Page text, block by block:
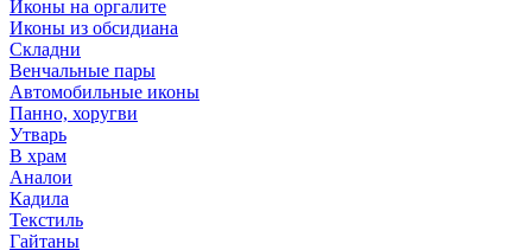
Иконы на оргалите
Иконы из обсидиана
Складни
Венчальные пары
Автомобильные иконы
Панно, хоругви
Утварь
В храм
Аналои
Кадила
Текстиль
Гайтаны